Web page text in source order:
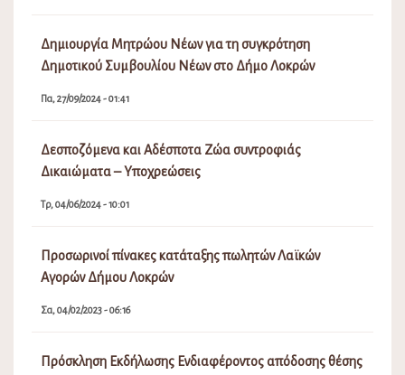
Δημιουργία Μητρώου Νέων για τη συγκρότηση
Δημοτικού Συμβουλίου Νέων στο Δήμο Λοκρών
Πα, 27/09/2024 - 01:41
Δεσποζόμενα και Αδέσποτα Ζώα συντροφιάς
Δικαιώματα – Υποχρεώσεις
Τρ, 04/06/2024 - 10:01
Προσωρινοί πίνακες κατάταξης πωλητών Λαϊκών
Αγορών Δήμου Λοκρών
Σα, 04/02/2023 - 06:16
Πρόσκληση Εκδήλωσης Ενδιαφέροντος απόδοσης θέσης